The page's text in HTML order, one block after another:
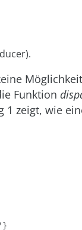
Funktion
1 zeigt, wie